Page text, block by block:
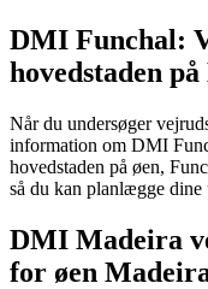
DMI Funchal:
hovedstaden
Når du undersøger
information om DMI
hovedstaden på øen,
så du kan planlægge
DMI Madeira
for øen